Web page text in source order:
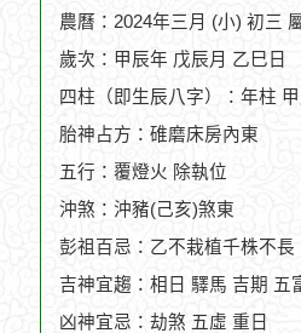
農曆：2024年三月 (小) 初三
歲次：甲辰年 戊辰月 乙巳日
四柱（即生辰八字）：年柱
胎神占方：碓磨床房內東
五行：覆燈火 除執位
沖煞：沖豬(己亥)煞東
彭祖百忌：乙不栽植千株不
吉神宜趨：相日 驛馬 吉期 五
凶神宜忌：劫煞 五虛 重日